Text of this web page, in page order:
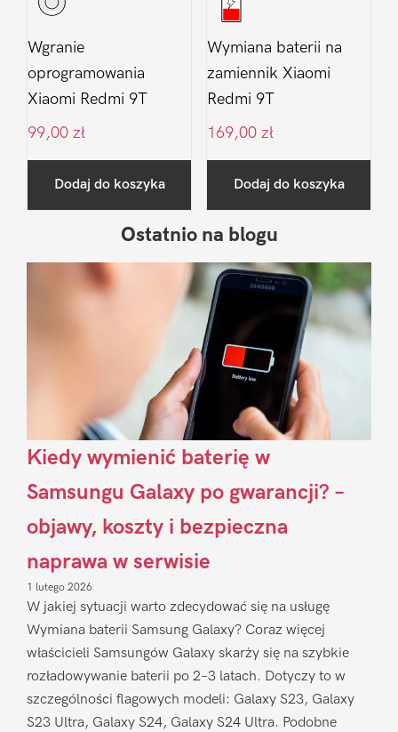
Wgranie
oprogramowania
Xiaomi Redmi 9T
99,00 zł
Dodaj do koszyka
Wymiana baterii na
zamiennik Xiaomi
Redmi 9T
169,00 zł
Dodaj do koszyka
Sidebar
Ostatnio na blogu
Kiedy wymienić baterię w
Samsungu Galaxy po gwarancji? –
objawy, koszty i bezpieczna
naprawa w serwisie
1 lutego 2026
W jakiej sytuacji warto zdecydować się na usługę
Wymiana baterii Samsung Galaxy? Coraz więcej
właścicieli Samsungów Galaxy skarży się na szybkie
rozładowywanie baterii po 2–3 latach. Dotyczy to w
szczególności flagowych modeli: Galaxy S23, Galaxy
S23 Ultra, Galaxy S24, Galaxy S24 Ultra. Podobne